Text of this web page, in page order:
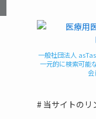
一般社団法人
一元的に検索可能
会
# 当サイトのリ